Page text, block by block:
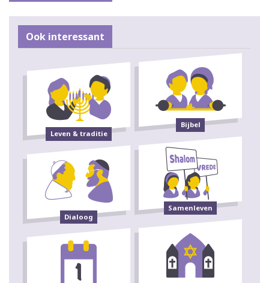
Ook interessant
Leven & traditie
Bijbel
Dialoog
Samenleven